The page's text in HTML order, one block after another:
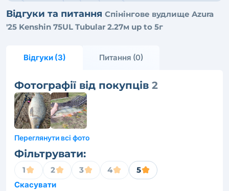
Відгуки та питання Спінінгове вудлище Azura
'25 Kenshin 75UL Tubular 2.27м up to 5г
Відгуки (3) Питання (0)
Фотографії від покупців 2
Переглянути всі фото
Фільтрувати:
1 2 3 4
5
Скасувати